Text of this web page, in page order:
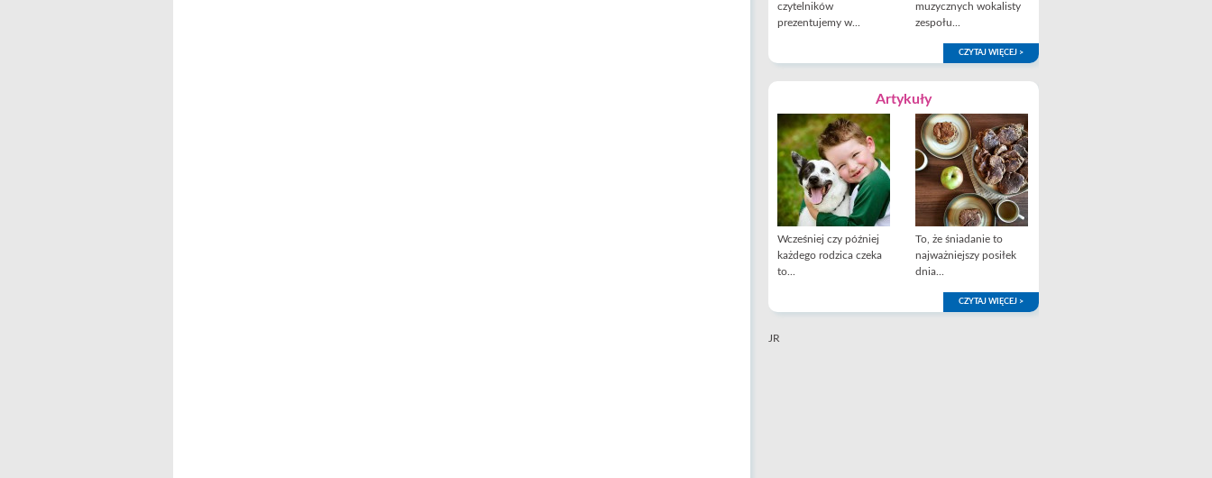
czytelników
prezentujemy w...
muzycznych wokalisty
zespołu...
CZYTAJ WIĘCEJ >
Artykuły
Wcześniej czy później
każdego rodzica czeka
to...
To, że śniadanie to
najważniejszy posiłek
dnia...
CZYTAJ WIĘCEJ >
JR